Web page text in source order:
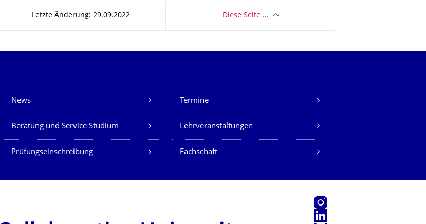
Letzte Änderung: 29.09.2022 Diese Seite …
Unsere Dienste
News Termine
Beratung und Service Studium Lehrveranstaltungen
Prüfungseinschreibung Fachschaft
Instagram
LinkedIn